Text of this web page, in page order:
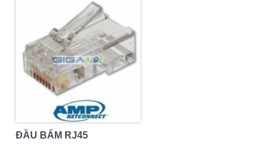
ĐẦU BẤM RJ45